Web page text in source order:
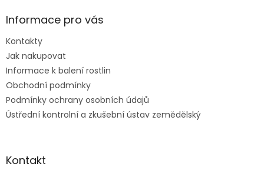
aInformace pro vás
Kontakty
Jak nakupovat
Informace k balení rostlin
Obchodní podmínky
Podmínky ochrany osobních údajů
Ústřední kontrolní a zkušební ústav zemědělský
Kontakt